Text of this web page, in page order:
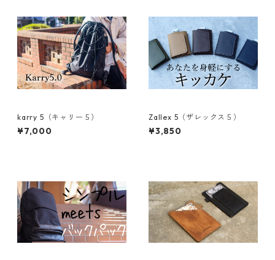
karry 5（キャリー５）
¥7,000
Zallex 5（ザレックス５）
¥3,850